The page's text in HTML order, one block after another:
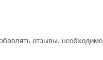
отзывы, необходимо